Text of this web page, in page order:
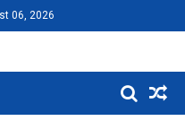
06, 2026